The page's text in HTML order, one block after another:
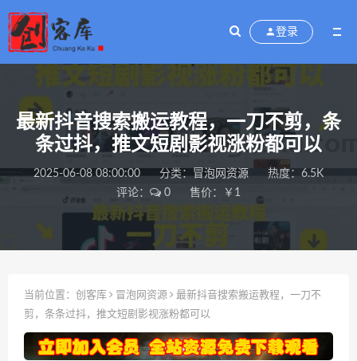
登录
最新抖音搜索搬运教程，一刀不剪，条
条过抖，推文短剧影视涨粉都可以
2025-06-08 08:00:00 分类：冒泡网资源
热度：6.5K
评论：
0 售价：￥1
当前位置： 创客库 冒泡网资源
最新抖音搜索搬运教程，一刀不
剪，条条过抖，推文短剧影视涨粉都可以